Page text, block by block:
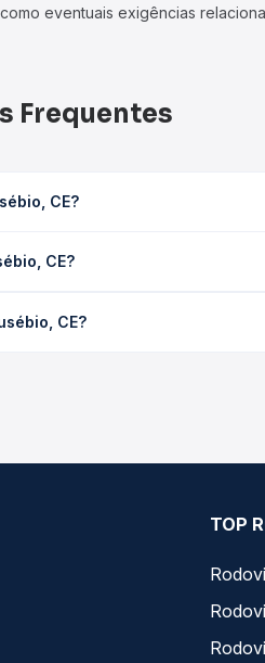
eventuais exigências
Frequentes
CE?
horários disponíveis e vê a
CE?
de todas as viações em
CE?
TOP